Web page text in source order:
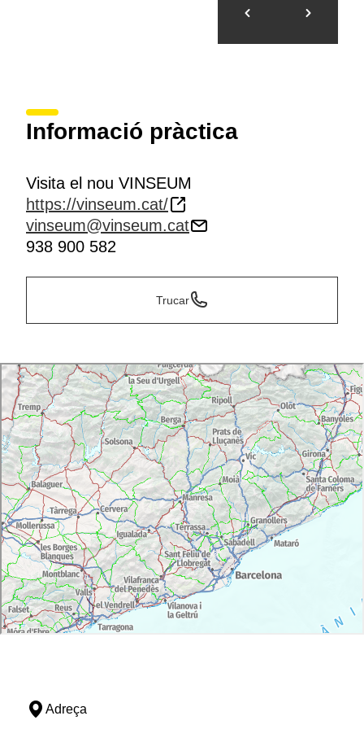
Informació pràctica
Visita el nou VINSEUM
https://vinseum.cat/
vinseum@vinseum.cat
938 900 582
Trucar
Adreça